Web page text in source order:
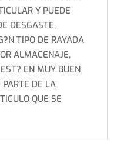
Y PUEDE
DESGASTE,
TIPO DE RAYADA
ALMACENAJE,
EN MUY BUEN
PARTE DE LA
QUE SE